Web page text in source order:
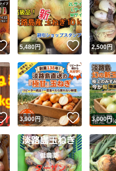
いいね！
5,480円 いいね！
2,500円
いいね！
3,900円 いいね！
3,000円